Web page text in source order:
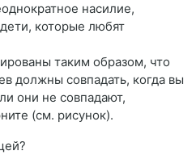
насилие,
которые любят
таким образом, что
должны совпадать, когда вы
они не совпадают,
(см. рисунок).